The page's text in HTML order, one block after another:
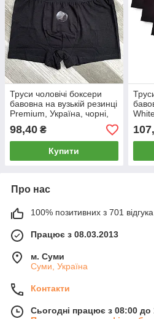
Труси чоловічі боксери
бавовна на вузькій резинці
Premium, Україна, чорні,
розмір 5XL, 09606
98,40 ₴
Купити
(50-
Про нас
100% позитивних з 701 відгука
Працює з 08.03.2013
м. Суми
Суми, Україна
Контакти
Сьогодні працює з 08:00 до